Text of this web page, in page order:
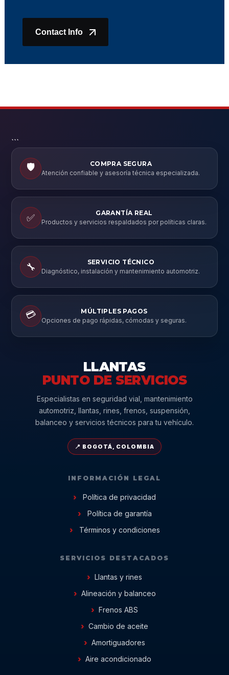
Contact Info
```
🛡️
COMPRA SEGURA
Atención confiable y asesoría técnica especializada.
✅
GARANTÍA REAL
Productos y servicios respaldados por políticas claras.
🔧
SERVICIO TÉCNICO
Diagnóstico, instalación y mantenimiento automotriz.
💳
MÚLTIPLES PAGOS
Opciones de pago rápidas, cómodas y seguras.
LLANTAS
PUNTO DE SERVICIOS
Especialistas en seguridad vial, mantenimiento
automotriz, llantas, rines, frenos, suspensión,
balanceo y servicios técnicos para tu vehículo.
📍 BOGOTÁ, COLOMBIA
INFORMACIÓN LEGAL
Política de privacidad
Política de garantía
Términos y condiciones
SERVICIOS DESTACADOS
Llantas y rines
Alineación y balanceo
Frenos ABS
Cambio de aceite
Amortiguadores
Aire acondicionado